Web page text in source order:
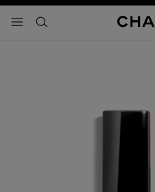
- navegación principal
buscar